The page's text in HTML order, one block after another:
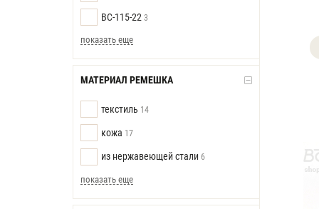
BC-115-22 3
показать еще
МАТЕРИАЛ РЕМЕШКА
текстиль 14
кожа 17
из нержавеющей стали 6
показать еще